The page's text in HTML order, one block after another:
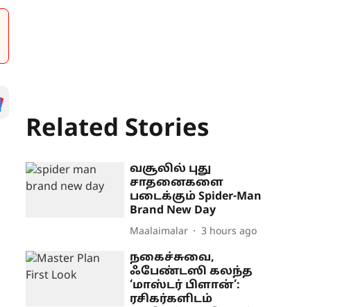
Related Stories
வசூலில் புது
சாதனைகளை
படைக்கும் Spider-Man
Brand New Day
Maalaimalar 3 hours ago
நகைச்சுவை,
ஃபேண்டஸி கலந்த
‘மாஸ்டர் பிளான்’:
ரசிகர்களிடம்